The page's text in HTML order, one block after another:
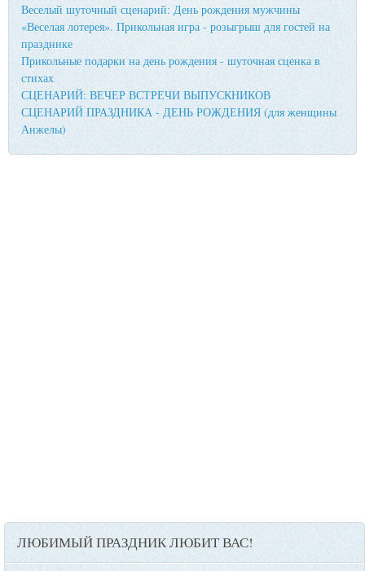
Веселый шуточный сценарий: День рождения мужчины
«Веселая лотерея». Прикольная игра - розыгрыш для гостей на
празднике
Прикольные подарки на день рождения - шуточная сценка в
стихах
СЦЕНАРИЙ: ВЕЧЕР ВСТРЕЧИ ВЫПУСКНИКОВ
СЦЕНАРИЙ ПРАЗДНИКА - ДЕНЬ РОЖДЕНИЯ (для женщины
Анжелы)
ЛЮБИМЫЙ ПРАЗДНИК ЛЮБИТ ВАС!